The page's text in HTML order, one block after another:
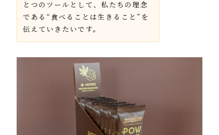
とつのツールとして、私たちの理念
である“食べることは生きること”を
伝えていきたいです。